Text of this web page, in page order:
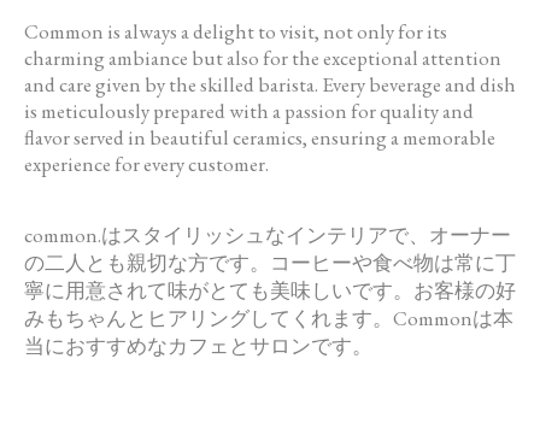
Common is always a delight to visit, not only for its
charming ambiance but also for the exceptional attention
and care given by the skilled barista. Every beverage and dish
is meticulously prepared with a passion for quality and
flavor served in beautiful ceramics, ensuring a memorable
experience for every customer.
common.はスタイリッシュなインテリアで、 オーナー
の二人とも親切な方です。コーヒーや食べ物は常に丁
寧に用意されて味がとても美味しいです。お客様の好
みもちゃんとヒアリングしてくれます。Commonは本
当におすすめなカフェとサロンです。